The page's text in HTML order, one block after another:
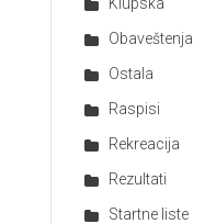
Obaveštenja
Ostala
Raspisi
Rekreacija
Rezultati
Startne liste